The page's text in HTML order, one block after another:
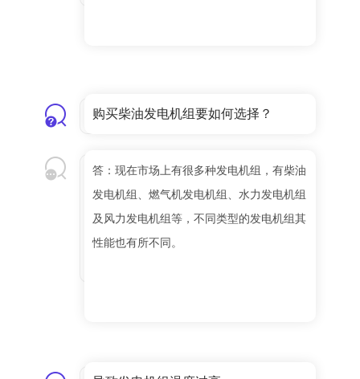
购买柴油发电机组要如何选择？
答：现在市场上有很多种发电机组，有柴油
发电机组、燃气机发电机组、水力发电机组
及风力发电机组等，不同类型的发电机组其
性能也有所不同。